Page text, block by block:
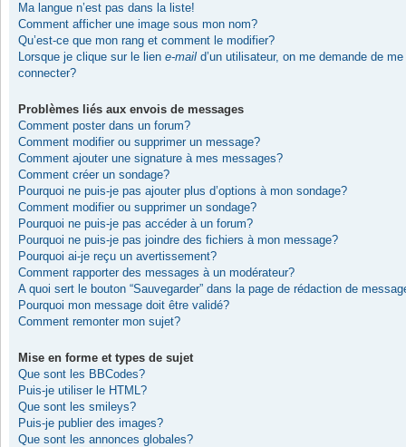
Ma langue n’est pas dans la liste!
Comment afficher une image sous mon nom?
Qu’est-ce que mon rang et comment le modifier?
Lorsque je clique sur le lien e-mail d’un utilisateur, on me demande de me
connecter?
Problèmes liés aux envois de messages
Comment poster dans un forum?
Comment modifier ou supprimer un message?
Comment ajouter une signature à mes messages?
Comment créer un sondage?
Pourquoi ne puis-je pas ajouter plus d’options à mon sondage?
Comment modifier ou supprimer un sondage?
Pourquoi ne puis-je pas accéder à un forum?
Pourquoi ne puis-je pas joindre des fichiers à mon message?
Pourquoi ai-je reçu un avertissement?
Comment rapporter des messages à un modérateur?
A quoi sert le bouton “Sauvegarder” dans la page de rédaction de
Pourquoi mon message doit être validé?
Comment remonter mon sujet?
Mise en forme et types de sujet
Que sont les BBCodes?
Puis-je utiliser le HTML?
Que sont les smileys?
Puis-je publier des images?
Que sont les annonces globales?